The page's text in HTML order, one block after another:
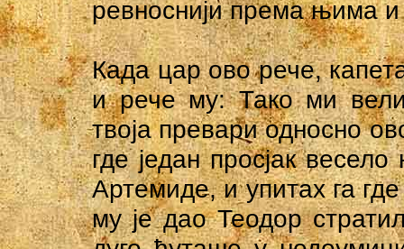
ревноснији према њима и
Када цар ово рече,
и рече му: Тако ми
твоја превари односно
где један просјак
Артемиде, и упитах га
му је дао Теодор